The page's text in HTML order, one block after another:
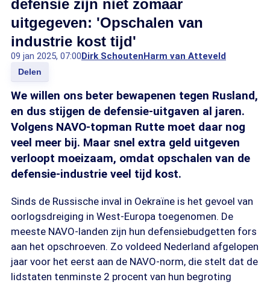
defensie zijn niet zomaar
uitgegeven: 'Opschalen van
industrie kost tijd'
09 jan 2025, 07:00Dirk SchoutenHarm van Atteveld
Delen
We willen ons beter bewapenen tegen Rusland,
en dus stijgen de defensie-uitgaven al jaren.
Volgens NAVO-topman Rutte moet daar nog
veel meer bij. Maar snel extra geld uitgeven
verloopt moeizaam, omdat opschalen van de
defensie-industrie veel tijd kost.
Sinds de Russische inval in Oekraïne is het gevoel van
oorlogsdreiging in West-Europa toegenomen. De
meeste NAVO-landen zijn hun defensiebudgetten fors
aan het opschroeven. Zo voldeed Nederland afgelopen
jaar voor het eerst aan de NAVO-norm, die stelt dat de
lidstaten tenminste 2 procent van hun begroting